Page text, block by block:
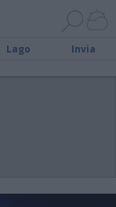
Lago Invia